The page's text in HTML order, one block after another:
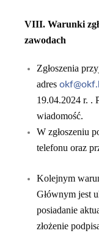
VIII. Warunki
zawodach
Zgłoszenia
adres okf@
19.04.2024 r. .
wiadomość.
W zgłoszeniu
telefonu oraz
Kolejnym
Głównym jest
posiadanie
złożenie